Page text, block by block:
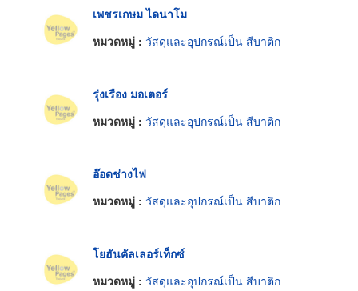
เพชรเกษม ไดนาโม
หมวดหมู่ : วัสดุและอุปกรณ์เป็น สีบาติก
รุ่งเรือง มอเตอร์
หมวดหมู่ : วัสดุและอุปกรณ์เป็น สีบาติก
อ๊อดช่างไฟ
หมวดหมู่ : วัสดุและอุปกรณ์เป็น สีบาติก
โยฮันคัลเลอร์เท็กซ์
หมวดหมู่ : วัสดุและอุปกรณ์เป็น สีบาติก